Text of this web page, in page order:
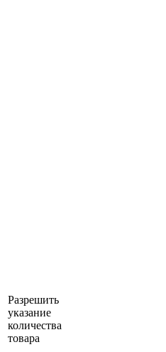
Разрешить
указание
количества
товара